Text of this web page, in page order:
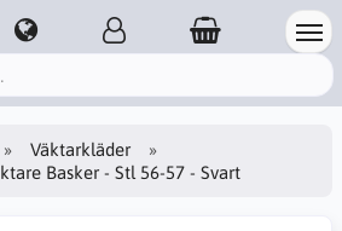
Väktarkläder
Basker - Stl 56-57 - Svart